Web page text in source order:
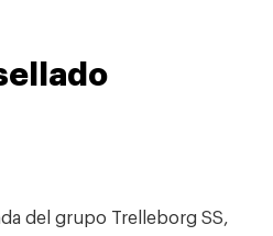
del grupo Trelleborg SS,